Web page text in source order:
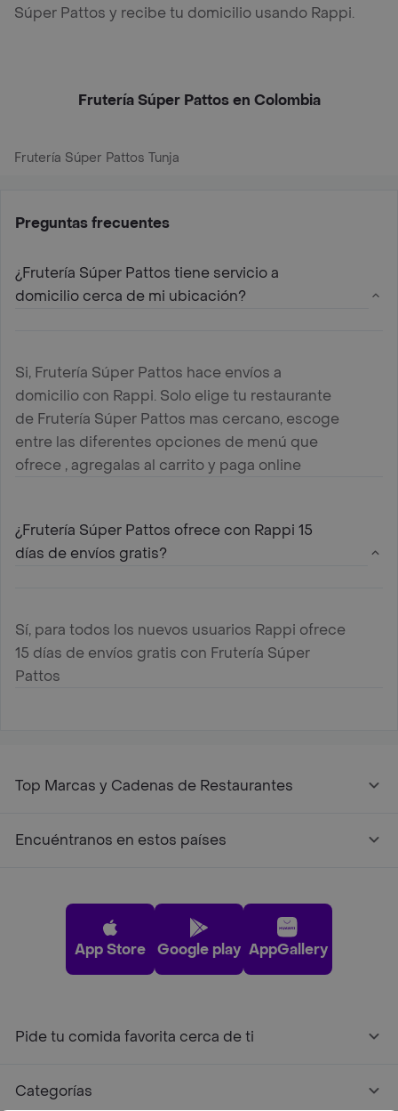
Súper Pattos y recibe tu domicilio usando Rappi.
Frutería Súper Pattos en Colombia
Frutería Súper Pattos Tunja
Preguntas frecuentes
¿Frutería Súper Pattos tiene servicio a
domicilio cerca de mi ubicación?
Si, Frutería Súper Pattos hace envíos a
domicilio con Rappi. Solo elige tu restaurante
de Frutería Súper Pattos mas cercano, escoge
entre las diferentes opciones de menú que
ofrece , agregalas al carrito y paga online
¿Frutería Súper Pattos ofrece con Rappi 15
días de envíos gratis?
Sí, para todos los nuevos usuarios Rappi ofrece
15 días de envíos gratis con Frutería Súper
Pattos
Top Marcas y Cadenas de Restaurantes
Encuéntranos en estos países
App Store Google play AppGallery
Pide tu comida favorita cerca de ti
Categorías